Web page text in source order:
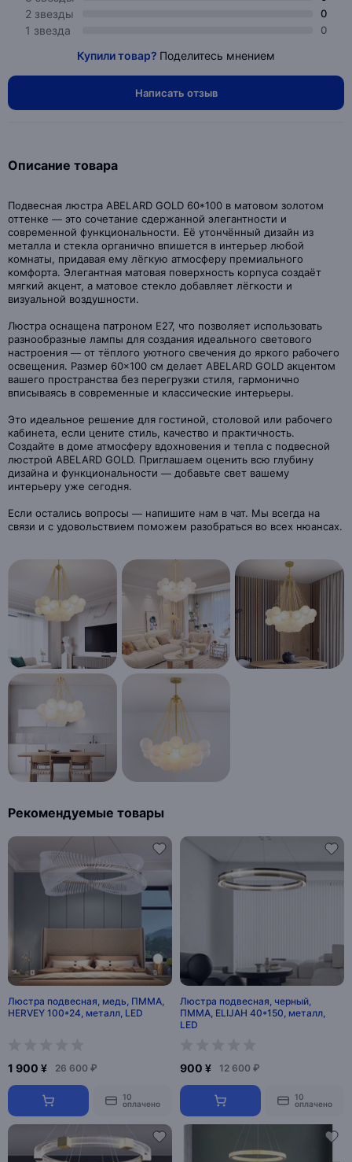
2 звезды 0
1 звезда 0
Купили товар? Поделитесь мнением
Написать отзыв
Описание товара
Подвесная люстра ABELARD GOLD 60*100 в матовом золотом
оттенке — это сочетание сдержанной элегантности и
современной функциональности. Её утончённый дизайн из
металла и стекла органично впишется в интерьер любой
комнаты, придавая ему лёгкую атмосферу премиального
комфорта. Элегантная матовая поверхность корпуса создаёт
мягкий акцент, а матовое стекло добавляет лёгкости и
визуальной воздушности.
Люстра оснащена патроном Е27, что позволяет использовать
разнообразные лампы для создания идеального светового
настроения — от тёплого уютного свечения до яркого рабочего
освещения. Размер 60×100 см делает ABELARD GOLD акцентом
вашего пространства без перегрузки стиля, гармонично
вписываясь в современные и классические интерьеры.
Это идеальное решение для гостиной, столовой или рабочего
кабинета, если цените стиль, качество и практичность.
Создайте в доме атмосферу вдохновения и тепла с подвесной
люстрой ABELARD GOLD. Приглашаем оценить всю глубину
дизайна и функциональности — добавьте свет вашему
интерьеру уже сегодня.
Если остались вопросы — напишите нам в чат. Мы всегда на
связи и с удовольствием поможем разобраться во всех нюансах.
Рекомендуемые товары
Люстра подвесная, медь, ПММА,
HERVEY 100*24, металл, LED
1 900 ¥ 26 600 ₽
10
оплачено
Люстра подвесная, черный,
ПММА, ELIJAH 40*150, металл,
LED
900 ¥ 12 600 ₽
10
оплачено